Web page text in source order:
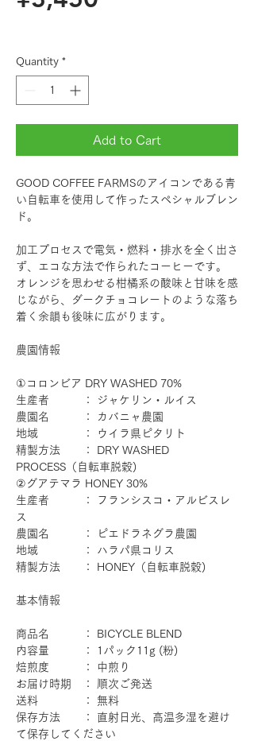
Quantity *
Add to Cart
GOOD COFFEE FARMSのアイコンである青
い自転車を使用して作ったスペシャルブレン
ド。
加工プロセスで電気・燃料・排水を全く出さ
ず、エコな方法で作られたコーヒーです。
オレンジを思わせる柑橘系の酸味と甘味を感
じながら、ダークチョコレートのような落ち
着く余韻も後味に広がります。
農園情報
①コロンビア DRY WASHED 70%
生産者 ： ジャケリン・ルイス
農園名 ： カバニャ農園
地域 ： ウイラ県ピタリト
精製方法 ： DRY WASHED
PROCESS（自転車脱穀)
②グアテマラ HONEY 30%
生産者 ： フランシスコ・アルビスレ
ス
農園名 ： ピエドラネグラ農園
地域 ： ハラパ県コリス
精製方法 ： HONEY（自転車脱穀)
基本情報
商品名 ： BICYCLE BLEND
内容量 ： 1パック11g (粉)
焙煎度 ： 中煎り
お届け時期 ： 順次ご発送
送料 ： 無料
保存方法 ： 直射日光、高温多湿を避け
て保存してください